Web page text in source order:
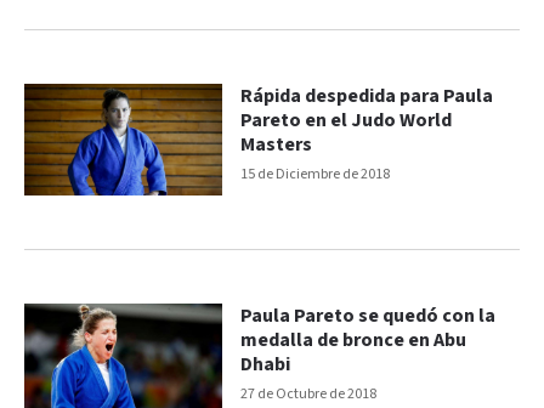
15 de Diciembre de 2018
Rápida despedida para Paula
Pareto en el Judo World
Masters
27 de Octubre de 2018
Paula Pareto se quedó con la
medalla de bronce en Abu
Dhabi